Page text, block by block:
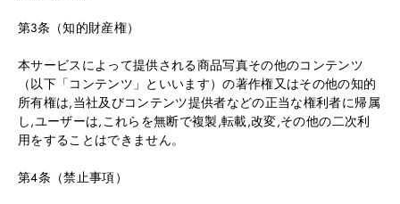
第3条（知的財産権）
本サービスによって提供される商品写真その他のコンテンツ
（以下「コンテンツ」といいます）の著作権又はその他の知的
所有権は,当社及びコンテンツ提供者などの正当な権利者に帰属
し,ユーザーは,これらを無断で複製,転載,改変,その他の二次利
用をすることはできません。
第4条（禁止事項）